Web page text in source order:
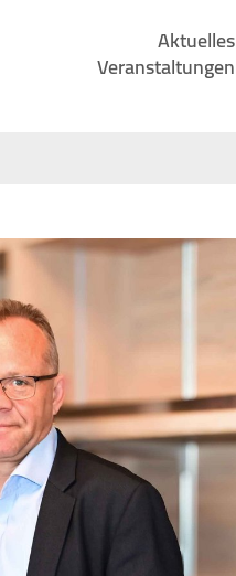
Aktuelles
Veranstaltungen